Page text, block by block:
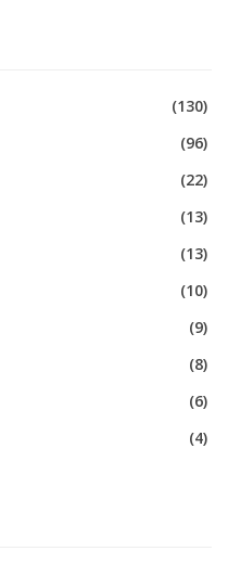
(130)
(96)
(22)
(13)
(13)
(10)
(9)
(8)
(6)
(4)